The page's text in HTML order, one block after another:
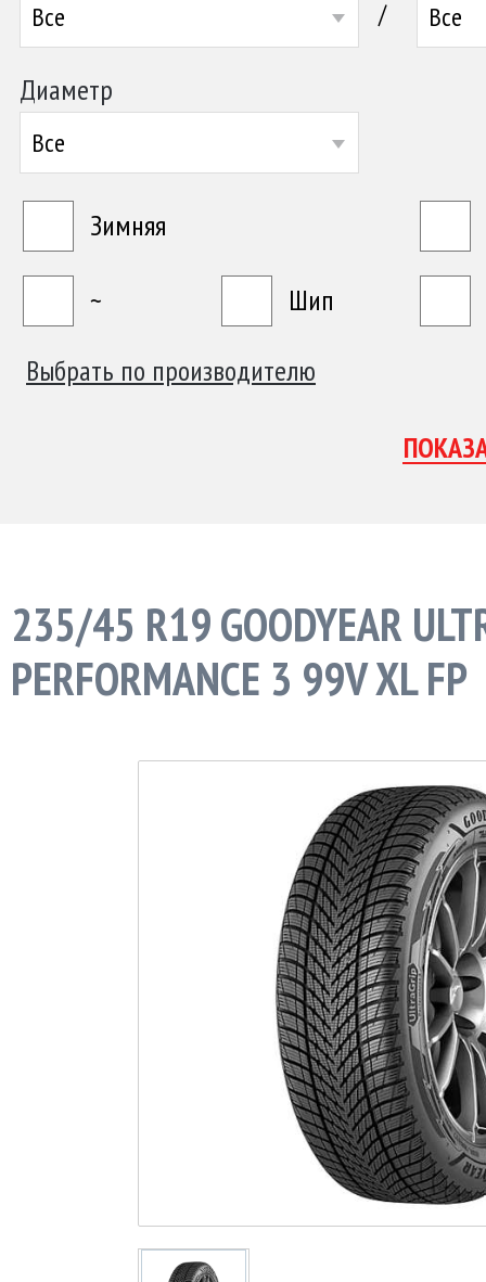
Все / Все
Диаметр
Все
Зимняя
~
Шип
Выбрать по производителю
235/45 R19 GOODYEAR
PERFORMANCE 3 99V XL FP